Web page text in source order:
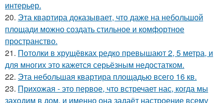
интерьер.
20. Эта квартира доказывает, что даже на небольшой
площади можно создать стильное и комфортное
пространство.
21. Потолки в хрущёвках редко превышают 2, 5 метра, и
для многих это кажется серьёзным недостатком.
22. Эта небольшая квартира площадью всего 16 кв.
23. Прихожая - это первое, что встречает нас, когда мы
заходим в дом, и именно она задаёт настроение всему